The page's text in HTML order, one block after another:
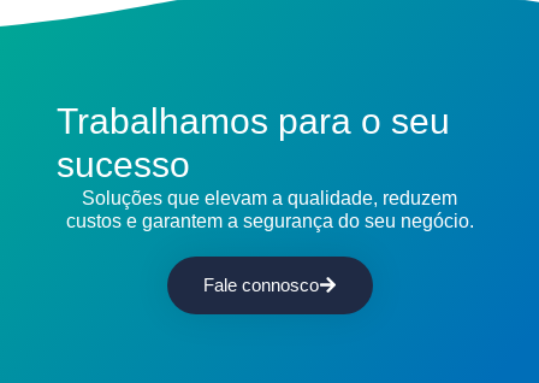
Trabalhamos para o seu
sucesso
Soluções que elevam a qualidade, reduzem
custos e garantem a segurança do seu negócio.
Fale connosco